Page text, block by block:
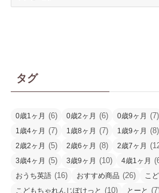
タグ
0歳1ヶ月 (6) 0歳2ヶ月 (6) 0歳9ヶ月 (7)
1歳4ヶ月 (7) 1歳8ヶ月 (7) 1歳9ヶ月 (8)
2歳2ヶ月 (5) 2歳6ヶ月 (8) 2歳7ヶ月
3歳4ヶ月 (5) 3歳9ヶ月 (10) 4歳1ヶ月
おうち英語 (16) おすすめ商品 (26) こ
こどもちゃれんじぽけっと (10) とーと